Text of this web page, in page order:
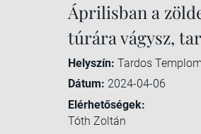
Áprilisban a
túrára vágysz,
Helyszín: Tardos
Dátum: 2024-04-06
Elérhetőségek:
Tóth Zoltán